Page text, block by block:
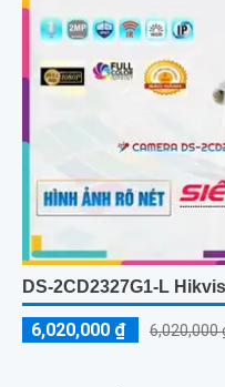
DS-2CD2327G1-L
6,020,000 ₫ 6,020,000